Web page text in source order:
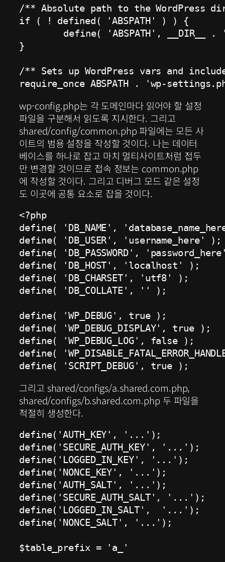
/** Absolute path to the WordPress
if ( ! defined( 'ABSPATH' ) ) {
}
/** Sets up WordPress vars and
wp-config.php는 각 도메인마다 읽어야 할 설정
파일을 구분해서 읽도록 지시한다. 그리고
shared/config/common.php 파일에는 모든 사
이트의 범용 설정을 작성할 것이다. 나는 데이터
베이스를 하나로 잡고 마치 멀티사이트처럼 접두
만 변경할 것이므로 접속 정보는 common.php
에 작성할 것이다. 그리고 디버그 모드 같은 설정
도 이곳에 공통 요소로 잡을 것이다.
<?php
define( 'DB_NAME',
define( 'DB_USER', 'username_here' );
define( 'DB_PASSWORD',
define( 'DB_HOST', 'localhost' );
define( 'DB_CHARSET', 'utf8' );
define( 'DB_COLLATE', '' );
define( 'WP_DEBUG', true );
define( 'WP_DEBUG_DISPLAY', true );
define( 'WP_DEBUG_LOG', false );
define(
그리고 shared/configs/a.shared.com.php,
shared/configs/b.shared.com.php 두 파일을
적절히 생성한다.
define('AUTH_KEY', '...');
define('SECURE_AUTH_KEY', '...');
define('LOGGED_IN_KEY', '...');
define('NONCE_KEY', '...');
define('AUTH_SALT', '...');
define('SECURE_AUTH_SALT', '...');
define('LOGGED_IN_SALT',  '...');
define('NONCE_SALT', '...');
$table_prefix = 'a_'